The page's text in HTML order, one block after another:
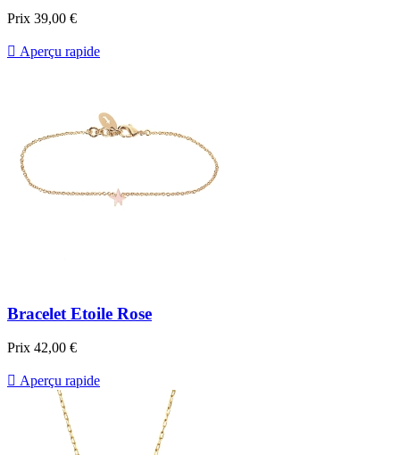
Prix 39,00 €
 Aperçu rapide
Bracelet Etoile Rose
Prix 42,00 €
 Aperçu rapide